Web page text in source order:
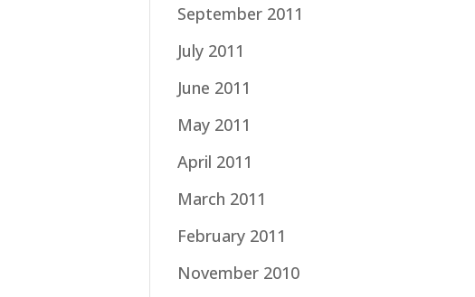
September 2011
July 2011
June 2011
May 2011
April 2011
March 2011
February 2011
November 2010